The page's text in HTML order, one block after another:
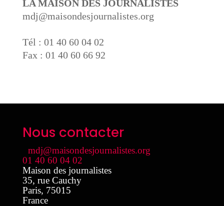
LA MAISON DES JOURNALISTES
mdj@maisondesjournalistes.org
Tél : 01 40 60 04 02
Fax : 01 40 60 66 92
Nous contacter
mdj@maisondesjournalistes.org
01 40 60 04 02
Maison des journalistes
35, rue Cauchy
Paris, 75015
France